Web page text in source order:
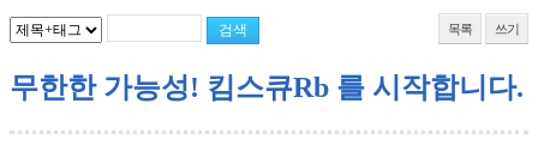
목록 쓰기
무한한 가능성! 킴스큐Rb 를 시작합니다.